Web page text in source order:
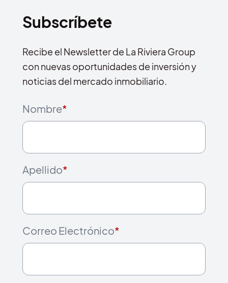
Subscríbete
Recibe el Newsletter de La Riviera Group
con nuevas oportunidades de inversión y
noticias del mercado inmobiliario.
Nombre*
Apellido*
Correo Electrónico*